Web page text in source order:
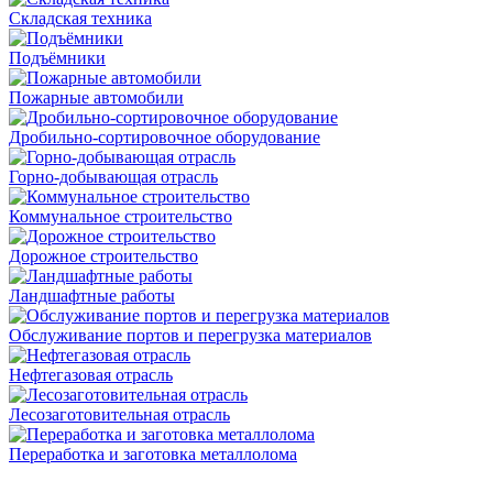
Складская техника
Подъёмники
Пожарные автомобили
Дробильно-сортировочное оборудование
Горно-добывающая отрасль
Коммунальное строительство
Дорожное строительство
Ландшафтные работы
Обслуживание портов и перегрузка материалов
Нефтегазовая отрасль
Лесозаготовительная отрасль
Переработка и заготовка металлолома